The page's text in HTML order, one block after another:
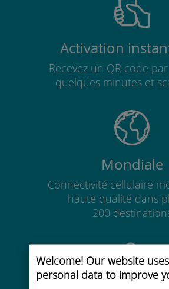
Welcome! Our website
personal data to improve
Activation
Recevez un QR code
quelques minutes et
Mondiale
Connectivité cellulaire
haute qualité dans
200